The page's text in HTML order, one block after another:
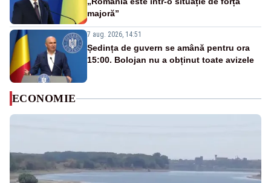
majoră”
7 aug. 2026, 14:51
Ședința de guvern se amână pentru ora
15:00. Bolojan nu a obținut toate avizele
ECONOMIE